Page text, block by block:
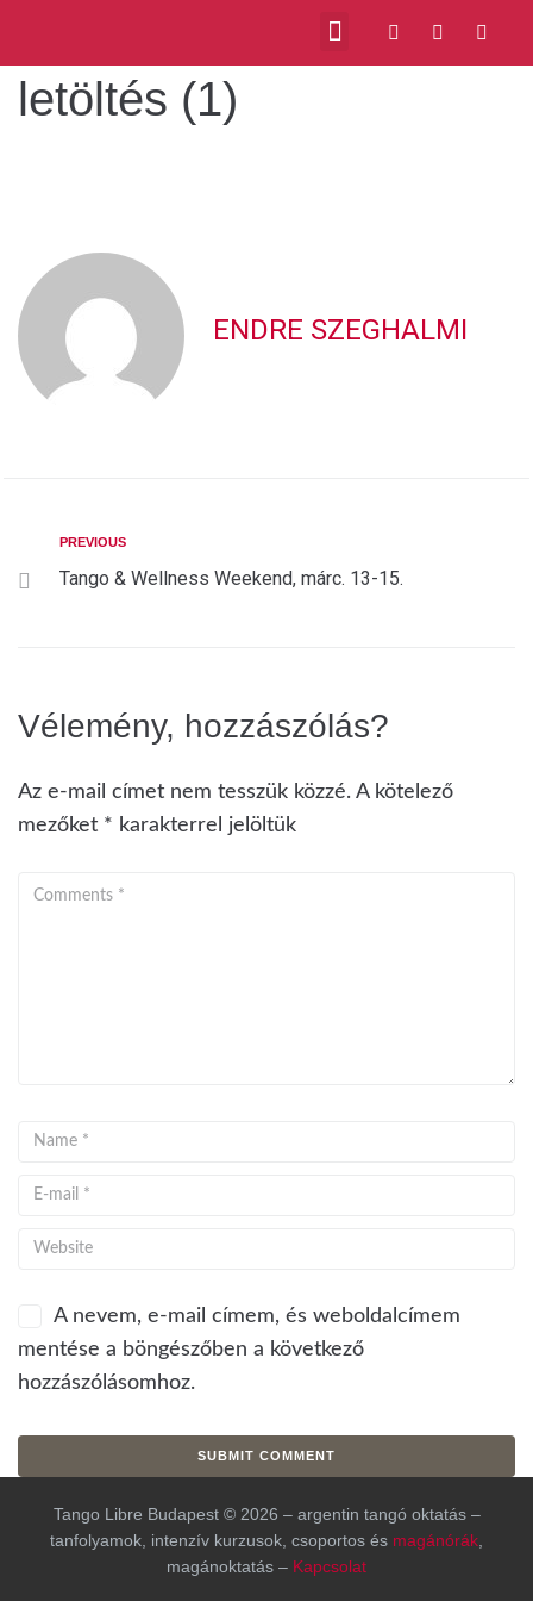
letöltés (1)
ENDRE SZEGHALMI
PREVIOUS
Tango & Wellness Weekend, márc. 13-15.
Vélemény, hozzászólás?
Az e-mail címet nem tesszük közzé. A kötelező
mezőket * karakterrel jelöltük
A nevem, e-mail címem, és weboldalcímem
mentése a böngészőben a következő
hozzászólásomhoz.
Tango Libre Budapest © 2026 – argentin tangó oktatás –
tanfolyamok, intenzív kurzusok, csoportos és magánórák
magánoktatás – Kapcsolat